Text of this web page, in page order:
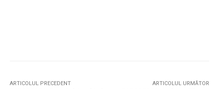
ARTICOLUL PRECEDENT ARTICOLUL URMĂTOR